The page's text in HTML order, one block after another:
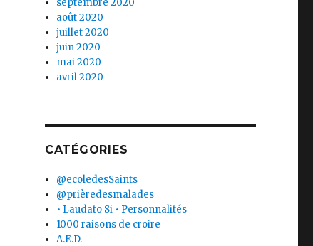
septembre 2020
août 2020
juillet 2020
juin 2020
mai 2020
avril 2020
CATÉGORIES
@ecoledesSaints
@prièredesmalades
• Laudato Si • Personnalités
1000 raisons de croire
A.E.D.